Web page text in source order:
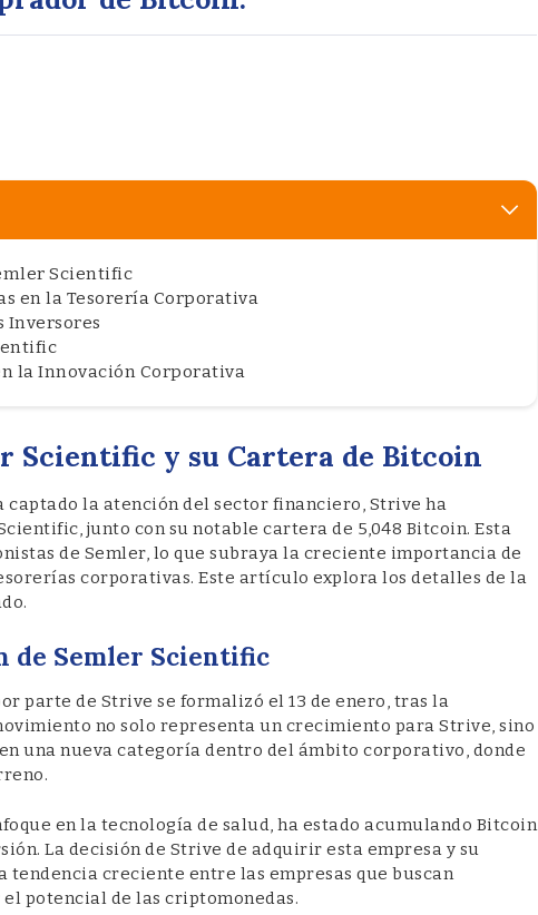
Scientific
en la Tesorería Corporativa
Inversores
la Innovación Corporativa
Scientific y su Cartera de Bitcoin
captado la atención del sector financiero, Strive ha
junto con su notable cartera de 5,048 Bitcoin. Esta
de Semler, lo que subraya la creciente importancia de
corporativas. Este artículo explora los detalles de la
de Semler Scientific
parte de Strive se formalizó el 13 de enero, tras la
no solo representa un crecimiento para Strive, sino
una nueva categoría dentro del ámbito corporativo, donde
en la tecnología de salud, ha estado acumulando Bitcoin
La decisión de Strive de adquirir esta empresa y su
creciente entre las empresas que buscan
potencial de las criptomonedas.